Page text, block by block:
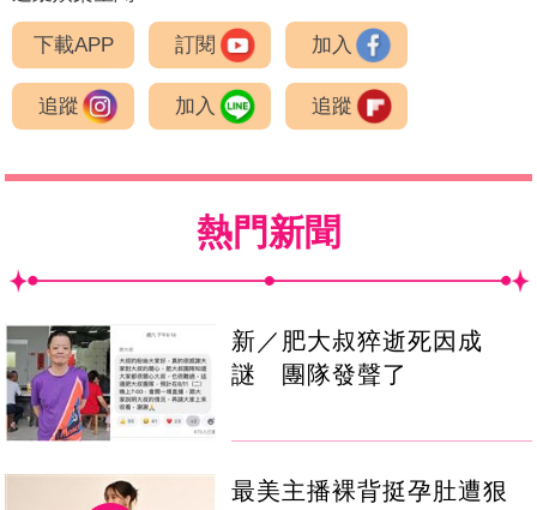
下載APP 訂閱 加入
追蹤 加入 追蹤
熱門新聞
新／肥大叔猝逝死因成
謎 團隊發聲了
最美主播裸背挺孕肚遭狠